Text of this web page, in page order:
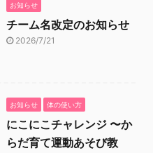
お知らせ
チーム名改定のお知らせ
2026/7/21
お知らせ 体の使い方
にこにこチャレンジ 〜か
らだ育て運動あそび教